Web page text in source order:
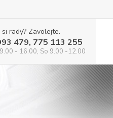
rady? Zavolejte.
479, 775 113 255
- 16.00, So 9.00 -12.00